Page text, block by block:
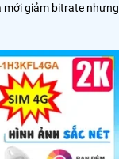
mới giảm bitrate nhưng